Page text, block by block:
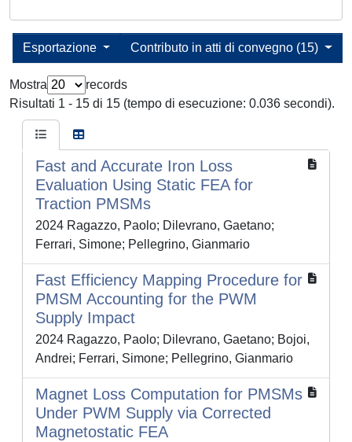
Contributo in atti di convegno (15)
Esportazione
Mostra
records
Risultati 1 - 15 di 15 (tempo di esecuzione: 0.036 secondi).
Fast and Accurate Iron Loss
Evaluation Using Static FEA for
Traction PMSMs
2024 Ragazzo, Paolo; Dilevrano, Gaetano;
Ferrari, Simone; Pellegrino, Gianmario
Fast Efficiency Mapping Procedure for
PMSM Accounting for the PWM
Supply Impact
2024 Ragazzo, Paolo; Dilevrano, Gaetano; Bojoi,
Andrei; Ferrari, Simone; Pellegrino, Gianmario
Magnet Loss Computation for PMSMs
Under PWM Supply via Corrected
Magnetostatic FEA